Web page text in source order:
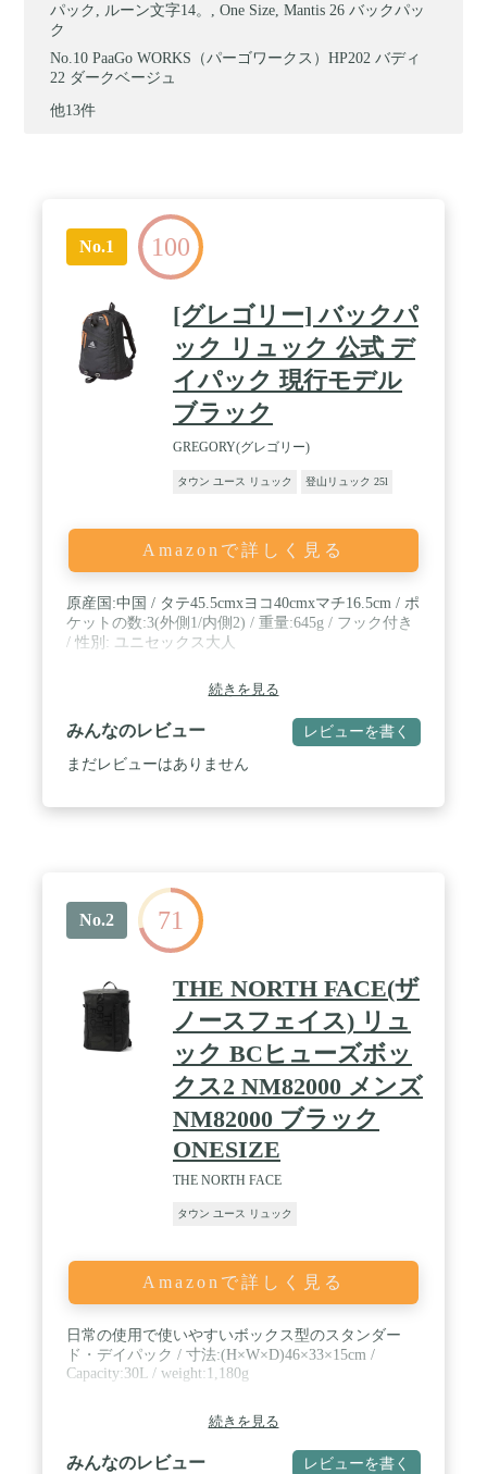
パック, ルーン文字14。, One Size, Mantis 26 バックパッ
ク
PaaGo WORKS（パーゴワークス）HP202 バディ
22 ダークベージュ
他13件
No.1 100
[グレゴリー] バックパ
ック リュック 公式 デ
イパック 現行モデル
ブラック
GREGORY(グレゴリー)
タウン ユース リュック 登山リュック 25l
Amazonで詳しく見る
原産国:中国 / タテ45.5cmxヨコ40cmxマチ16.5cm / ポ
ケットの数:3(外側1/内側2) / 重量:645g / フック付き
/ 性別: ユニセックス大人
続きを見る
みんなのレビュー レビューを書く
まだレビューはありません
No.2 71
THE NORTH FACE(ザ
ノースフェイス) リュ
ック BCヒューズボッ
クス2 NM82000 メンズ
NM82000 ブラック
ONESIZE
THE NORTH FACE
タウン ユース リュック
Amazonで詳しく見る
日常の使用で使いやすいボックス型のスタンダー
ド・デイパック / 寸法:(H×W×D)46×33×15cm /
Capacity:30L / weight:1,180g
続きを見る
みんなのレビュー レビューを書く